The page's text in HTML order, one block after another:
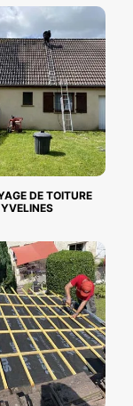
DE TOITURE
YVELINES